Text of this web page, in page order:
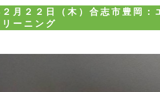
２月２２日（木）合志市豊岡
ーニング